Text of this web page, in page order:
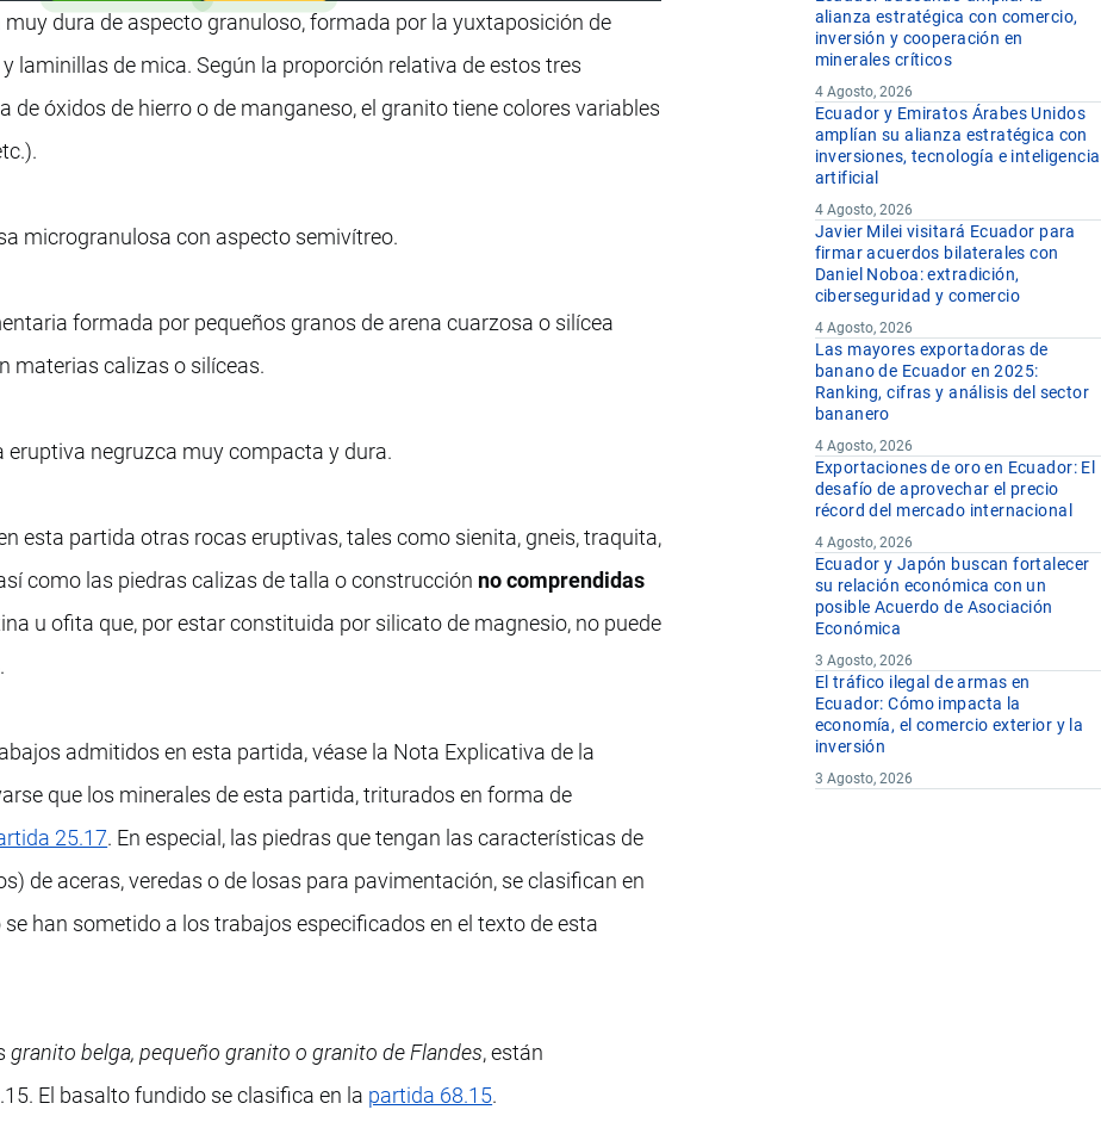
dura de aspecto granuloso, formada por la yuxtaposición de
laminillas de mica. Según la proporción relativa de estos tres
de óxidos de hierro o de manganeso, el granito tiene colores variables
microgranulosa con aspecto semivítreo.
formada por pequeños granos de arena cuarzosa o silícea
materias calizas o silíceas.
eruptiva negruzca muy compacta y dura.
esta partida otras rocas eruptivas, tales como sienita, gneis, traquita,
como las piedras calizas de talla o construcción no comprendidas
u ofita que, por estar constituida por silicato de magnesio, no puede
admitidos en esta partida, véase la Nota Explicativa de la
que los minerales de esta partida, triturados en forma de
25.17. En especial, las piedras que tengan las características de
de aceras, veredas o de losas para pavimentación, se clasifican en
se han sometido a los trabajos especificados en el texto de esta
granito belga, pequeño granito o granito de Flandes, están
El basalto fundido se clasifica en la partida 68.15.
alianza estratégica con comercio,
inversión y cooperación en
minerales críticos
4 Agosto, 2026
Ecuador y Emiratos Árabes Unidos
amplían su alianza estratégica con
inversiones, tecnología e inteligencia
artificial
4 Agosto, 2026
Javier Milei visitará Ecuador para
firmar acuerdos bilaterales con
Daniel Noboa: extradición,
ciberseguridad y comercio
4 Agosto, 2026
Las mayores exportadoras de
banano de Ecuador en 2025:
Ranking, cifras y análisis del sector
bananero
4 Agosto, 2026
Exportaciones de oro en Ecuador: El
desafío de aprovechar el precio
récord del mercado internacional
4 Agosto, 2026
Ecuador y Japón buscan fortalecer
su relación económica con un
posible Acuerdo de Asociación
Económica
3 Agosto, 2026
El tráfico ilegal de armas en
Ecuador: Cómo impacta la
economía, el comercio exterior y la
inversión
3 Agosto, 2026